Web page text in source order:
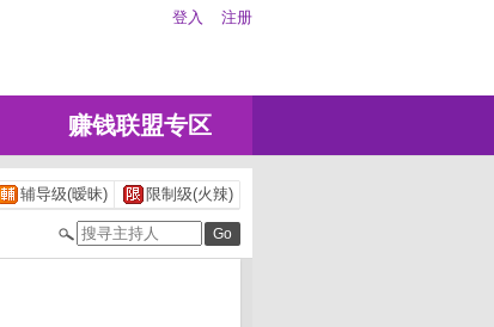
登入 注册
赚钱联盟专区
辅导级(暧昧) 限制级(火辣)